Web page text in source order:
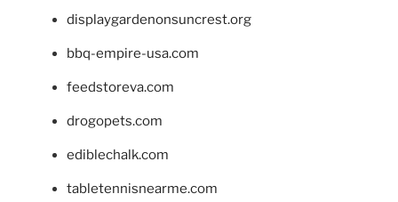
displaygardenonsuncrest.org
bbq-empire-usa.com
feedstoreva.com
drogopets.com
ediblechalk.com
tabletennisnearme.com